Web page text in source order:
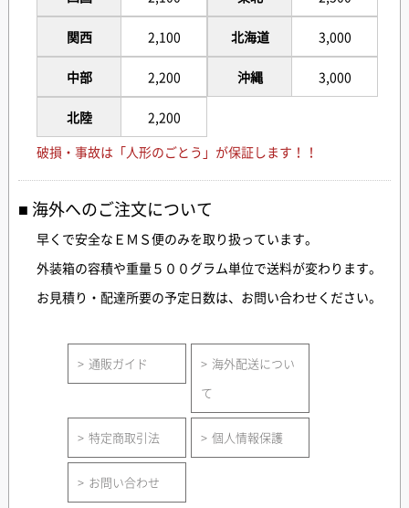
関西
中部
北陸
2,100
2,200
2,200
北海道
沖縄
3,000
3,000
破損・事故は「人形のごとう」が保証します！！
海外へのご注文について
早くで安全なＥＭＳ便のみを取り扱っています。
外装箱の容積や重量５００グラム単位で送料が変わります。
お見積り・配達所要の予定日数は、お問い合わせください。
通販ガイド
海外配送につい
て
特定商取引法 個人情報保護
お問い合わせ